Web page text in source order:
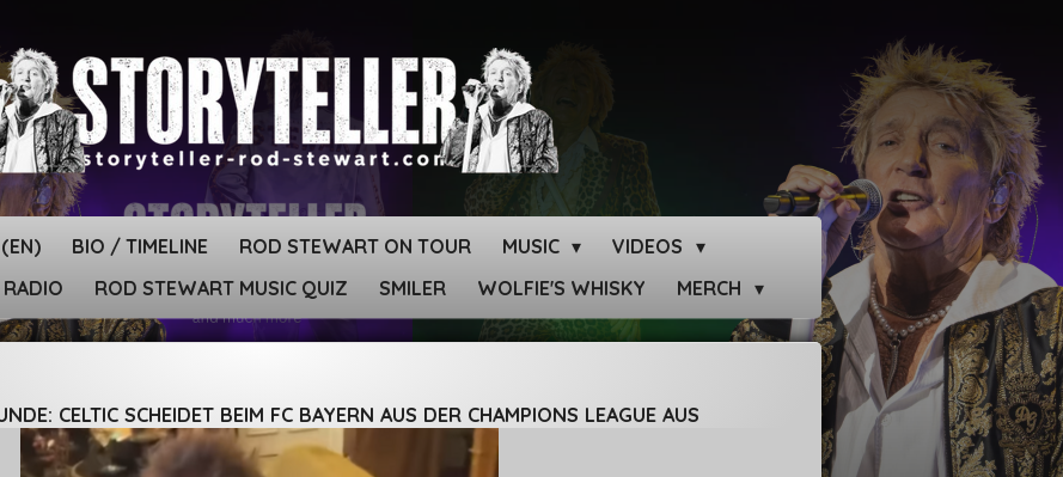
BIO / TIMELINE ROD STEWART ON TOUR MUSIC
VIDEOS
ROD STEWART MUSIC QUIZ SMILER WOLFIE'S WHISKY MERCH
CELTIC SCHEIDET BEIM FC BAYERN AUS DER CHAMPIONS LEAGUE AUS